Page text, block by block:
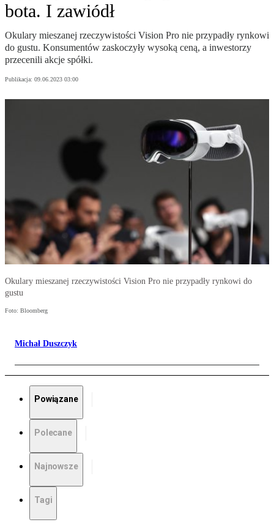
bota. I zawiódł
Okulary mieszanej rzeczywistości Vision Pro nie przypadły rynkowi
do gustu. Konsumentów zaskoczyły wysoką ceną, a inwestorzy
przecenili akcje spółki.
Publikacja: 09.06.2023 03:00
Okulary mieszanej rzeczywistości Vision Pro nie przypadły rynkowi do
gustu
Foto: Bloomberg
Michał Duszczyk
Powiązane
Polecane
Najnowsze
Tagi